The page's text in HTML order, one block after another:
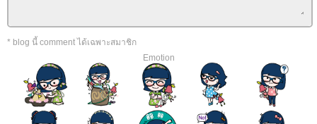
* blog นี้ comment ได้เฉพาะสมาชิก
Emotion